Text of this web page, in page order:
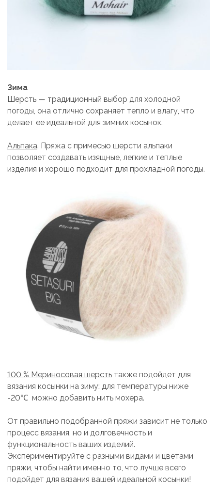
Зима
Шерсть — традиционный выбор для холодной
погоды, она отлично сохраняет тепло и влагу, что
делает ее идеальной для зимних косынок.
Альпака. Пряжа с примесью шерсти альпаки
позволяет создавать изящные, легкие и теплые
изделия и хорошо подходит для прохладной погоды.
100 % Мериносовая шерсть также подойдет для
вязания косынки на зиму: для температуры ниже
-20℃ можно добавить нить мохера.
От правильно подобранной пряжи зависит не только
процесс вязания, но и долговечность и
функциональность ваших изделий.
Экспериментируйте с разными видами и цветами
пряжи, чтобы найти именно то, что лучше всего
подойдет для вязания вашей идеальной косынки!